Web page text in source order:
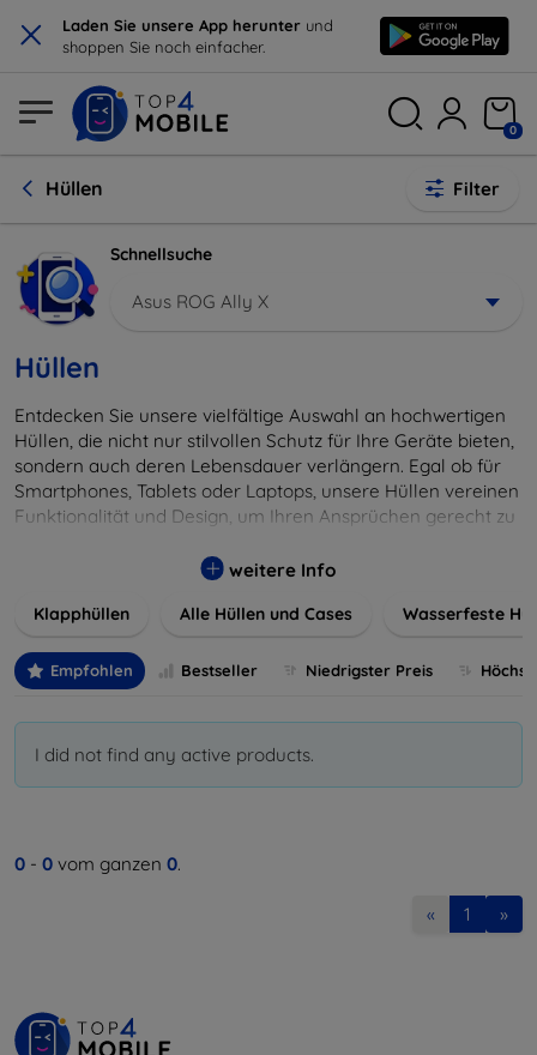
× Laden Sie unsere App herunter und
shoppen Sie noch einfacher.
0
Hüllen Filter
Schnellsuche
Asus ROG Ally X
Hüllen
Entdecken Sie unsere vielfältige Auswahl an hochwertigen
Hüllen, die nicht nur stilvollen Schutz für Ihre Geräte bieten,
sondern auch deren Lebensdauer verlängern. Egal ob für
Smartphones, Tablets oder Laptops, unsere Hüllen vereinen
Funktionalität und Design, um Ihren Ansprüchen gerecht zu
Farben, um Ihren persönlichen Stil perfekt zu
weitere Info
Klapphüllen Alle Hüllen und Cases Wasserfeste
Empfohlen Bestseller Niedrigster Preis
I did not find any active products.
0 - 0 vom ganzen 0.
« 1 »